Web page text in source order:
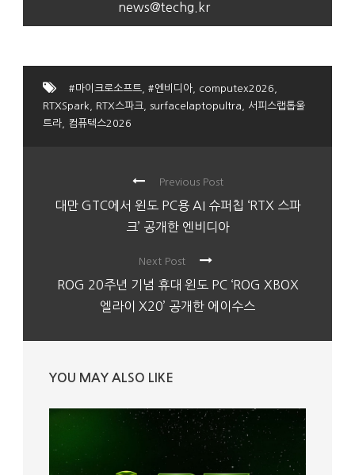
news@techg.kr
#마이크로소프트 #엔비디아 computex2026
RTXSpark
RTX스파크 surfacelaptopultra
서피스랩톱울
트라
컴퓨텍스2026
Previous Post
대만 GTC에서 윈도 PC용 AI 슈퍼칩 ‘RTX 스파
크’ 공개한 엔비디아
Next Post
ROG 20주년 기념 휴대 윈도 PC ‘ROG XBOX
엘라이 X20’ 공개한 에이수스
YOU MAY ALSO LIKE